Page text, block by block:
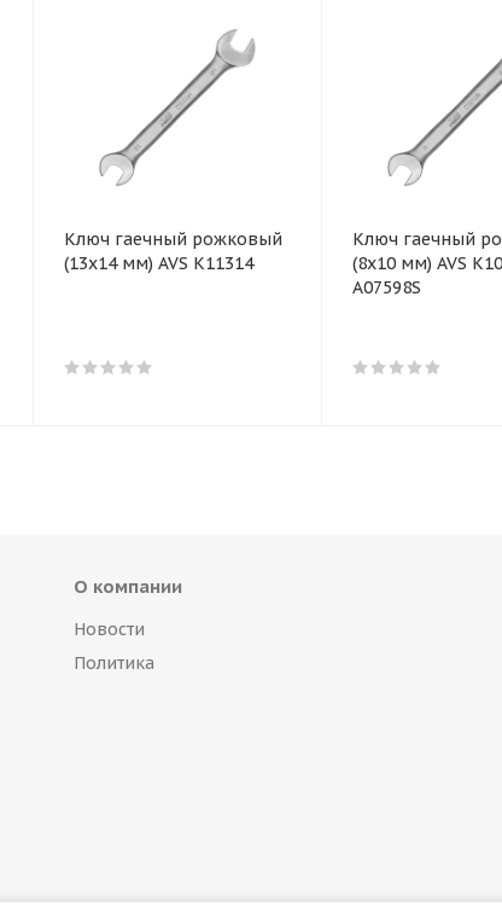
Ключ гаечный рожковый
(13х14 мм) AVS K11314
Ключ гаечный
(8х10 мм) AVS
A07598S
О компании
Новости
Политика